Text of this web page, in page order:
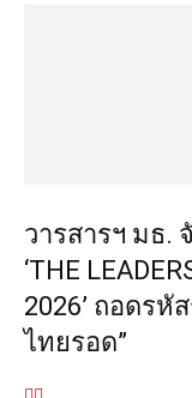
วารสารฯ มธ.
‘THE
2026’ ถอดรหั
ไทยรอด”